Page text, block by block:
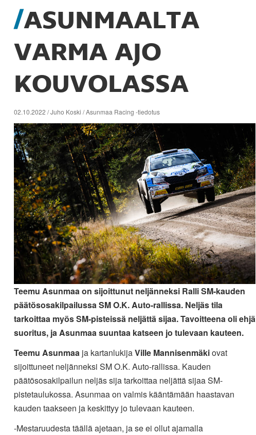
ASUNMAALTA
VARMA AJO
KOUVOLASSA
02.10.2022 / Juho Koski / Asunmaa Racing -tiedotus
Teemu Asunmaa on sijoittunut neljänneksi Ralli SM-kauden
päätösosakilpailussa SM O.K. Auto-rallissa. Neljäs tila
tarkoittaa myös SM-pisteissä neljättä sijaa. Tavoitteena oli ehjä
suoritus, ja Asunmaa suuntaa katseen jo tulevaan kauteen.
Teemu Asunmaa ja kartanlukijaVille Mannisenmäkiovat
sijoittuneet neljänneksi SM O.K. Auto-rallissa. Kauden
päätösosakilpailun neljäs sija tarkoittaa neljättä sijaa SM-
pistetaulukossa. Asunmaa on valmis kääntämään haastavan
kauden taakseen ja keskittyy jo tulevaan kauteen.
-Mestaruudesta täällä ajetaan, ja se ei ollut ajamalla